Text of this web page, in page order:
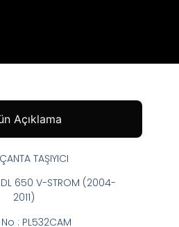
Açıklama
TAŞIYICI
650 V-STROM (2004-
2011)
: PL532CAM